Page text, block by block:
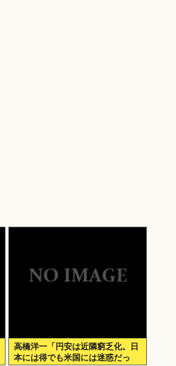
高橋洋一「円安は近隣窮乏化。日
本には得でも米国には迷惑だっ